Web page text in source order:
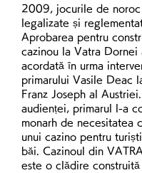
2009, jocurile de noroc
legalizate și
Aprobarea pentru
cazinou la Vatra Dornei
acordată în urma
primarului Vasile Deac
Franz Joseph al
audienței, primarul l-a
monarh de necesitatea
unui cazino pentru
băi. Cazinoul din
este o clădire